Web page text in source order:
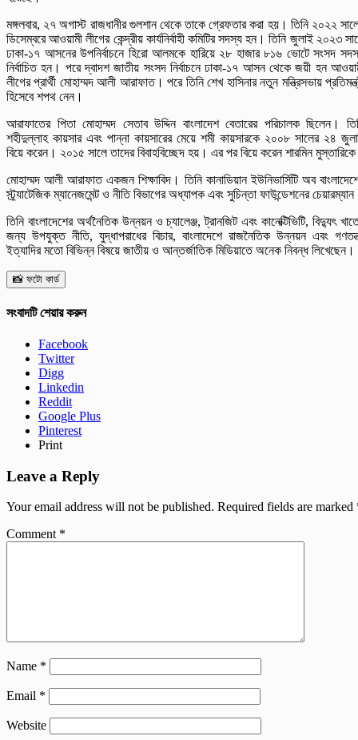
মঙ্গলবার, ২৭ অগাস্ট রাজধানীর গুলশান থেকে তাকে গ্রেফতার করা হয়। তিনি ২০২২
ডিসেম্বরে আওয়ামী লীগের কেন্দ্রীয় কার্যনির্বাহী কমিটির সদস্য হন। তিনি জুলাই ২০২৩
ঢাকা-১৭ আসনের উপনির্বাচনে হিরো আলমকে হারিয়ে ২৮ হাজার ৮১৬ ভোটে সংসদ
নির্বাচিত হন। পরে দ্বাদশ জাতীয় সংসদ নির্বাচনে ঢাকা-১৭ আসন থেকে জয়ী হন
লীগের প্রার্থী মোহাম্মদ আলী আরাফাত। পরে তিনি শেখ হাসিনার নতুন মন্ত্রিসভায়
হিসেবে শপথ নেন।
আরাফাতের পিতা মোহাম্মদ সেতাব উদ্দিন বাংলাদেশ বেতারের পরিচালক ছিলেন।
শহীদুল্লাহ কায়সার এবং পান্না কায়সারের মেয়ে শমী কায়সারকে ২০০৮ সালের ২৪
বিয়ে করেন। ২০১৫ সালে তাদের বিবাহবিচ্ছেদ হয়। এর পর বিয়ে করেন শারমিন
মোহাম্মদ আলী আরাফাত একজন শিক্ষাবিদ। তিনি কানাডিয়ান ইউনিভার্সিটি অব
স্ট্র্যাটেজিক ম্যানেজমেন্ট ও নীতি বিভাগের অধ্যাপক এবং সুচিন্তা ফাউন্ডেশনের
তিনি বাংলাদেশের অর্থনৈতিক উন্নয়ন ও চ্যালেঞ্জ, ট্রানজিট এবং কানেক্টিভিটি, বিদ্যুৎ
জন্য উপযুক্ত নীতি, যুদ্ধাপরাধের বিচার, বাংলাদেশে রাজনৈতিক উন্নয়ন এবং
ইত্যাদির মতো বিভিন্ন বিষয়ে জাতীয় ও আন্তর্জাতিক মিডিয়াতে অনেক নিবন্ধ লিখেছেন।
📸 ফটো কার্ড
সংবাদটি শেয়ার করুন
Facebook
Twitter
Digg
Linkedin
Reddit
Google Plus
Pinterest
Print
Leave a Reply
Your email address will not be published. Required fields are marked
Comment *
Name *
Email *
Website